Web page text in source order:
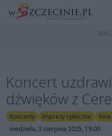
Koncert
dźwięków z
Koncerty Imprezy cykliczne Inne
niedziela, 3 sierpnia 2025, 19:00